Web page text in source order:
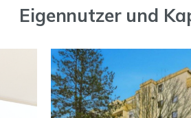
Eigennutzer und